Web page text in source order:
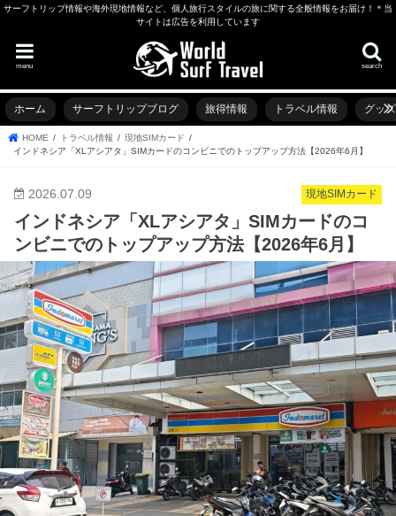
サーフトリップ情報や海外現地情報など、個人旅行スタイルの旅に関する全般情報をお届け！＊当
サイトは広告を利用しています
search
menu
ホーム サーフトリップブログ 旅得情報 トラベル情報 グッ
HOME トラベル情報
現地SIMカード
インドネシア「XLアシアタ」SIMカードのコンビニでのトップアップ方法【2026年6月】
現地SIMカード
2026.07.09
インドネシア「XLアシアタ」SIMカードのコ
ンビニでのトップアップ方法【2026年6月】